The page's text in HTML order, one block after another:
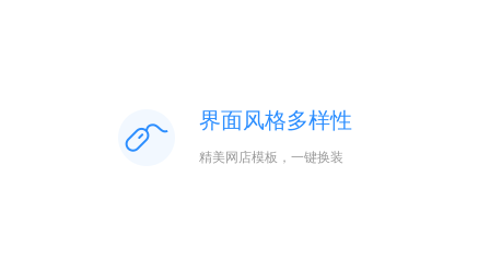
界面风格多样性
精美网店模板，一键换装